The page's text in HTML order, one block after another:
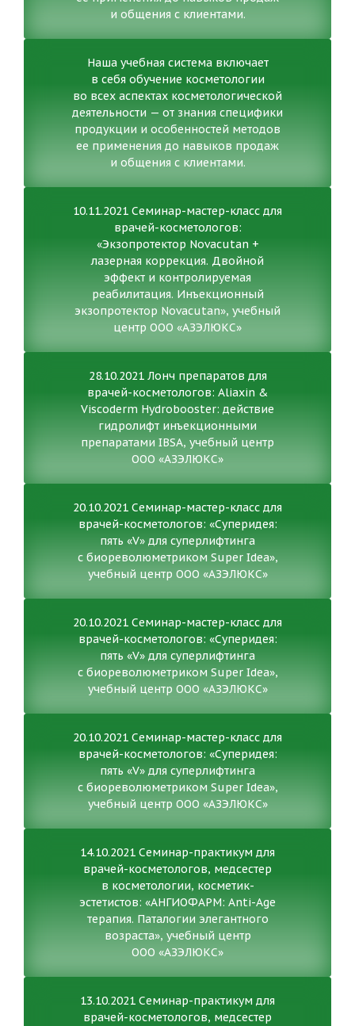
и общения с клиентами.
Наша учебная система включает
в себя обучение косметологии
во всех аспектах косметологической
деятельности — от знания специфики
продукции и особенностей методов
ее применения до навыков продаж
и общения с клиентами.
10.11.2021 Семинар-мастер-класс для
врачей-косметологов:
«Экзопротектор Novacutan +
лазерная коррекция. Двойной
эффект и контролируемая
реабилитация. Инъекционный
экзопротектор Novacutan», учебный
центр ООО «АЗЭЛЮКС»
28.10.2021 Лонч препаратов для
врачей-косметологов: Aliaxin &
Viscoderm Hydrobooster: действие
гидролифт инъекционными
препаратами IBSA, учебный центр
ООО «АЗЭЛЮКС»
20.10.2021 Семинар-мастер-класс для
врачей-косметологов: «Суперидея:
пять «V» для суперлифтинга
с биореволюметриком Super Idea»,
учебный центр ООО «АЗЭЛЮКС»
20.10.2021 Семинар-мастер-класс для
врачей-косметологов: «Суперидея:
пять «V» для суперлифтинга
с биореволюметриком Super Idea»,
учебный центр ООО «АЗЭЛЮКС»
20.10.2021 Семинар-мастер-класс для
врачей-косметологов: «Суперидея:
пять «V» для суперлифтинга
с биореволюметриком Super Idea»,
учебный центр ООО «АЗЭЛЮКС»
14.10.2021 Семинар-практикум для
врачей-косметологов, медсестер
в косметологии, косметик-
эстетистов: «АНГИОФАРМ: Anti-Age
терапия. Паталогии элегантного
возраста», учебный центр
ООО «АЗЭЛЮКС»
13.10.2021 Семинар-практикум для
врачей-косметологов, медсестер